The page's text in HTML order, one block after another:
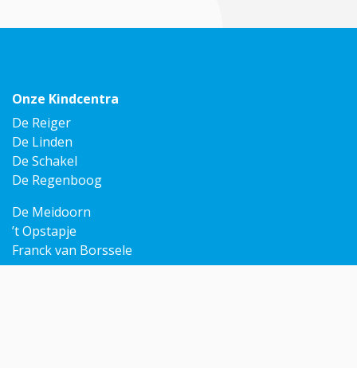
Onze Kindcentra
De Reiger
De Linden
De Schakel
De Regenboog
De Meidoorn
’t Opstapje
Franck van Borssele